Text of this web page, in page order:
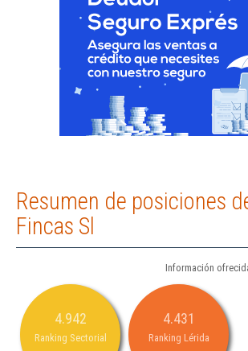
Resumen de posiciones
Fincas Sl
Información
4.942
Ranking Sectorial
4.431
Ranking Lérida